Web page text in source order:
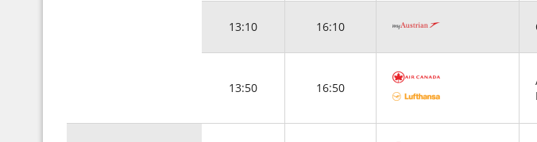
13:10 16:10
13:50 16:50